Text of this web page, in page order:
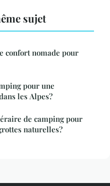
sujet
confort nomade pour
pour une
les Alpes?
de camping pour
naturelles?